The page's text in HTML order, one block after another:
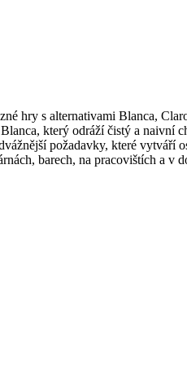
hry s alternativami Blanca,
který odráží čistý a naivní
požadavky, které vytváří
barech, na pracovištích a v